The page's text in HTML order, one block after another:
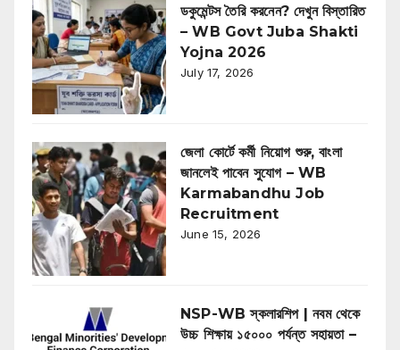
ডকুমেন্টস তৈরি করনেন? দেখুন বিস্তারিত
– WB Govt Juba Shakti
Yojna 2026
July 17, 2026
জেলা কোর্টে কর্মী নিয়োগ শুরু, বাংলা
জানলেই পাবেন সুযোগ – WB
Karmabandhu Job
Recruitment
June 15, 2026
NSP-WB স্কলারশিপ | নবম থেকে
উচ্চ শিক্ষায় ১৫০০০ পর্যন্ত সহায়তা –